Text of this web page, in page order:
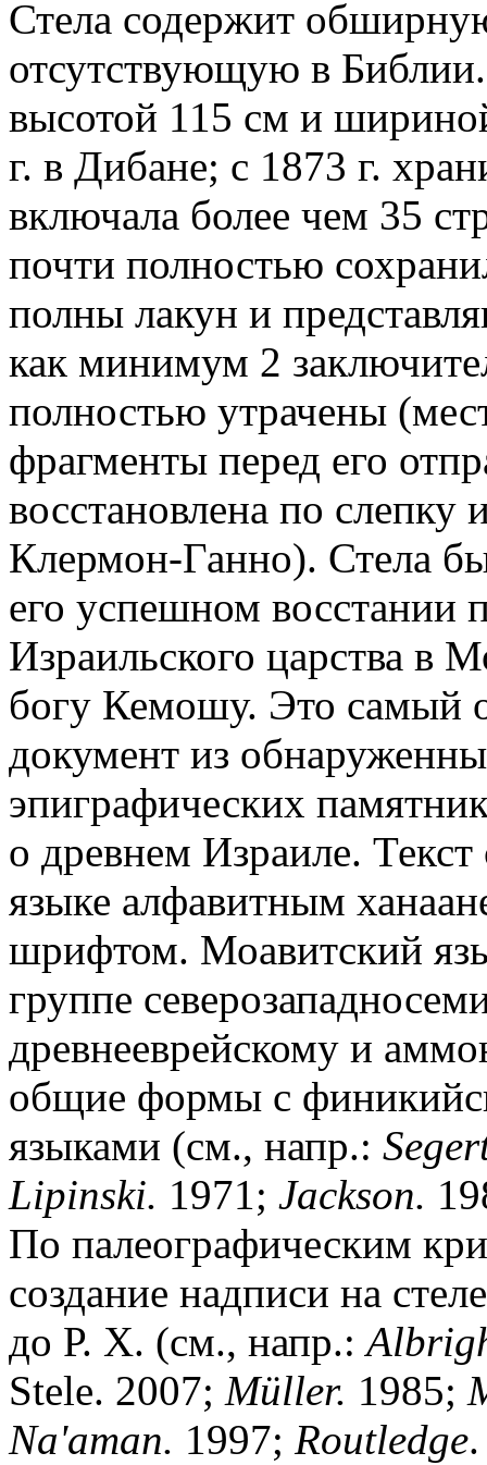
Стела содержит
отсутствующую в
высотой 115 см и
г. в Дибане; с 1873 г.
включала более чем 35
почти полностью
полны лакун и
как минимум 2
полностью утрачены
фрагменты перед его
восстановлена по
Клермон-Ганно). Стела
его успешном восстании
Израильского царства в
богу Кемошу. Это самый
документ из
эпиграфических
о древнем Израиле.
языке алфавитным
шрифтом. Моавитский
группе
древнееврейскому и
общие формы с
языками (см., напр.:
Lipinski. 1971; Jackson.
По палеографическим
создание надписи на
до Р. Х. (см., напр.:
Stele. 2007; Müller. 1985;
Na'aman. 1997; Routledge